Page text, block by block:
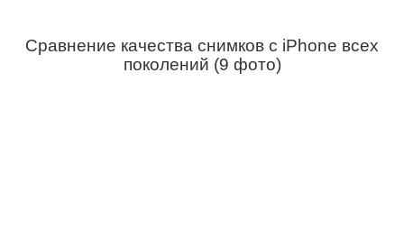
Сравнение качества снимков с iPhone всех
поколений (9 фото)